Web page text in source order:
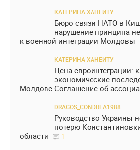
КАТЕРИНА ХАНЕИТУ
Бюро связи НАТО в
нарушение принципа
к военной интеграции Молдовы
КАТЕРИНА ХАНЕИТУ
Цена евроинтеграции:
экономические
Молдове Соглашение об
DRAGOS_CONDREA1988
Руководство Украины
потерю
области
1